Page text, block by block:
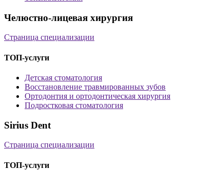
Челюстно-лицевая хирургия
Страница специализации
ТОП-услуги
Детская стоматология
Восстановление травмированных зубов
Ортодонтия и ортодонтическая хирургия
Подростковая стоматология
Sirius Dent
Страница специализации
ТОП-услуги